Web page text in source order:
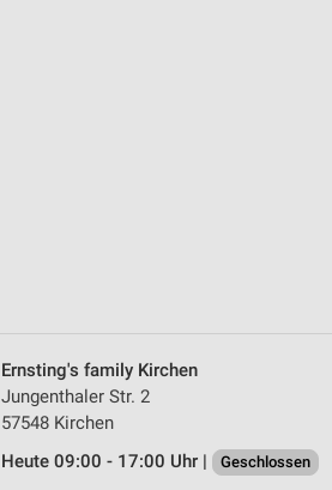
Ernsting's family Kirchen
Jungenthaler Str. 2
57548 Kirchen
Heute 09:00 - 17:00 Uhr |
Geschlossen